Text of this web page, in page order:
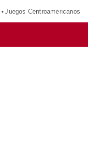
Juegos Centroamericanos